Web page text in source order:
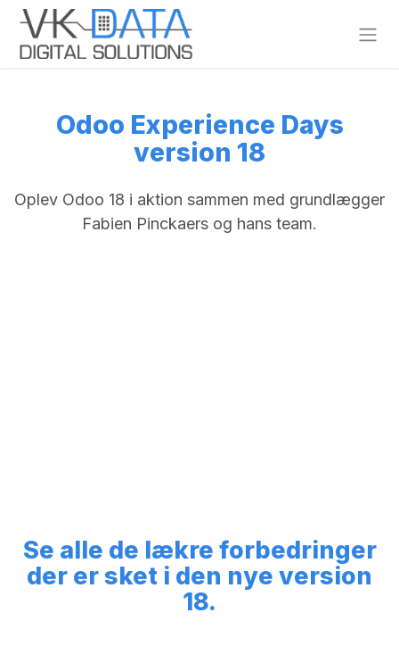
Skip to Content
Odoo Experience Days
version 18
Oplev Odoo 18 i aktion sammen med grundlægger
Fabien Pinckaers og hans team.
Se alle de lækre forbedringer
der er sket i den nye version
18.